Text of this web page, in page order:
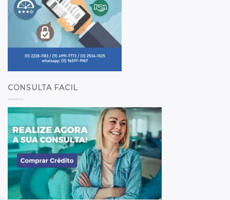
CONSULTA FACIL